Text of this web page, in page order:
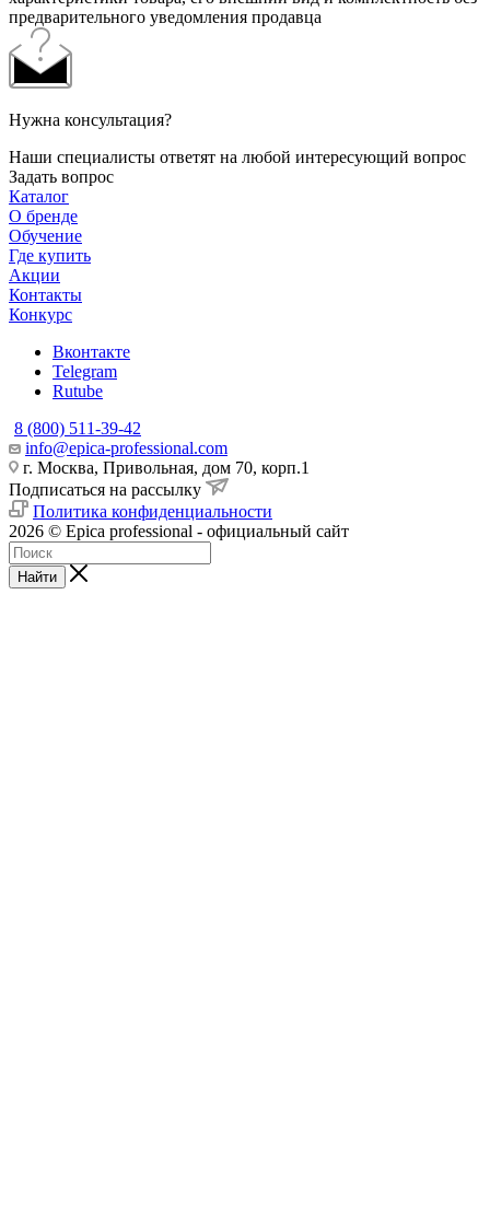
предварительного уведомления продавца
Нужна консультация?
Наши специалисты ответят на любой интересующий вопрос
Задать вопрос
Каталог
О бренде
Обучение
Где купить
Акции
Контакты
Конкурс
Вконтакте
Telegram
Rutube
8 (800) 511-39-42
info@epica-professional.com
г. Москва, Привольная, дом 70, корп.1
Подписаться на рассылку
Политика конфиденциальности
2026 © Epica professional - официальный сайт
Найти